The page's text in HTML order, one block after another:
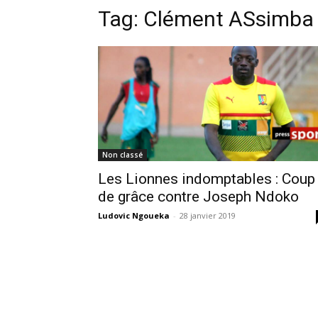
Tag: Clément ASsimba
Non classé
Les Lionnes indomptables : Coup
de grâce contre Joseph Ndoko
Ludovic Ngoueka - 28 janvier 2019